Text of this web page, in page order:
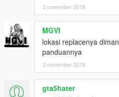
2 november 2018
MGVI
lokasi replacenya
panduannya
3 november 2018
gta5hater